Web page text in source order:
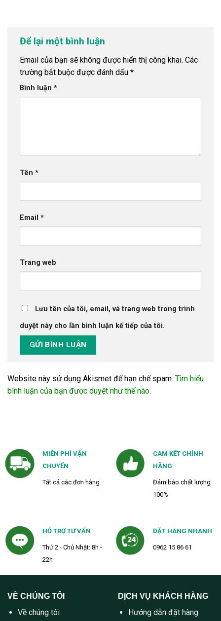
Để lại một bình luận
Email của bạn sẽ không được hiển thị công khai. Các
trường bắt buộc được đánh dấu *
Bình luận *
Tên *
Email *
Trang web
Lưu tên của tôi, email, và trang web trong trình
duyệt này cho lần bình luận kế tiếp của tôi.
Website này sử dụng Akismet để hạn chế spam. Tìm hiểu
bình luận của bạn được duyệt như thế nào.
MIỄN PHÍ VẬN
CHUYỂN
Tất cả các đơn hàng
CAM KẾT CHÍNH
HÃNG
Đảm bảo chất lượng
100%
HỖ TRỢ TƯ VẤN
Thứ 2 - Chủ Nhật: 8h -
22h
ĐẶT HÀNG NHANH
0962 15 86 61
VỀ CHÚNG TÔI
Về chúng tôi
DỊCH VỤ KHÁCH HÀNG
Hướng dẫn đặt hàng